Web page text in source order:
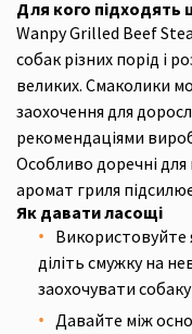
Для кого підходять
Wanpy Grilled Beef
собак різних порід і
великих. Смаколики
заохочення для
рекомендаціями
Особливо доречні для
аромат гриля
Як давати ласощі
Використовуйте
діліть смужку на
заохочувати
Давайте між